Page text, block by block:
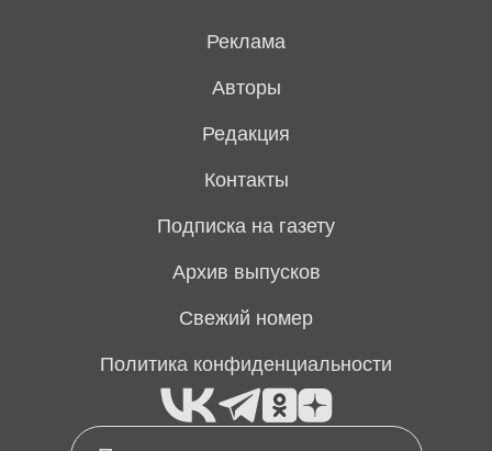
Реклама
Авторы
Редакция
Контакты
Подписка на газету
Архив выпусков
Свежий номер
Политика конфиденциальности